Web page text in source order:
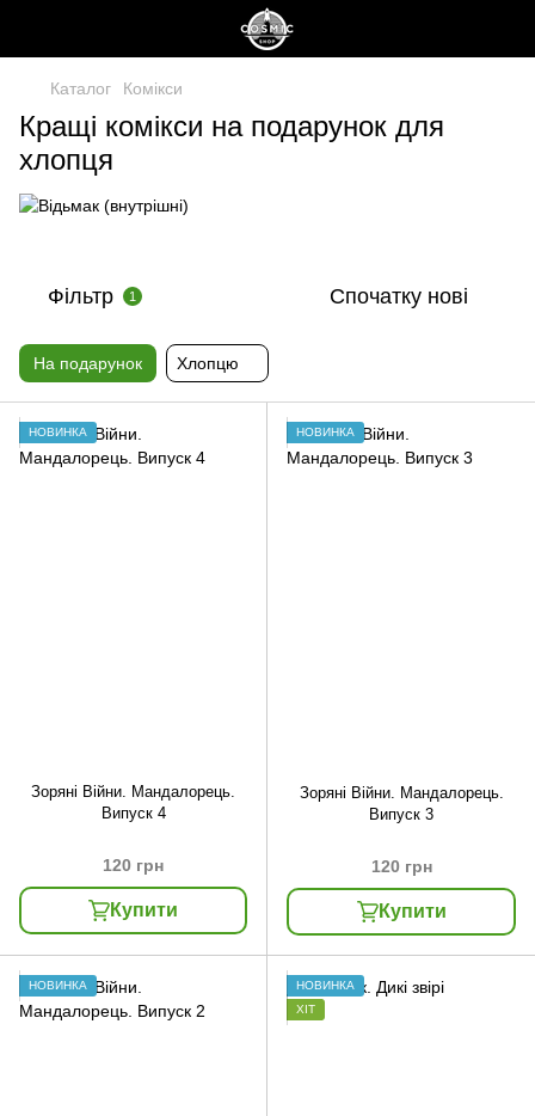
Каталог Комікси
Кращі комікси на подарунок для
хлопця
Фільтр 1 Спочатку нові
На подарунок Хлопцю
НОВИНКА
Зоряні Війни. Мандалорець.
Випуск 4
120 грн
Купити
НОВИНКА
Зоряні Війни. Мандалорець.
Випуск 3
120 грн
Купити
НОВИНКА
НОВИНКА
ХІТ